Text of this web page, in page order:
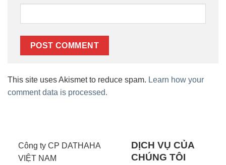
This site uses Akismet to reduce spam. Learn how your
comment data is processed.
Công ty CP DATHAHA
VIỆT NAM
DỊCH VỤ CỦA
CHÚNG TÔI